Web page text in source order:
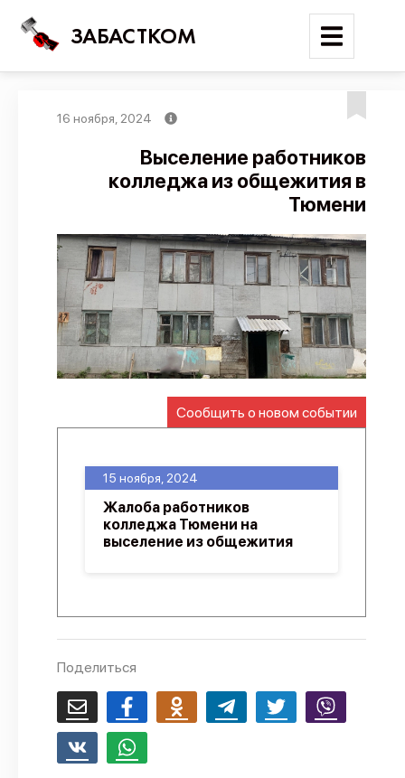
ЗАБАСТКОМ
Поиск
Карта событий
Трудовые конфликты
Отчеты
Предложить публикацию
Справочник
API
О проекте
16 ноября, 2024
Выселение работников
колледжа из общежития в
Тюмени
Сообщить о новом событии
15 ноября, 2024
Жалоба работников
колледжа Тюмени на
выселение из общежития
Поделиться